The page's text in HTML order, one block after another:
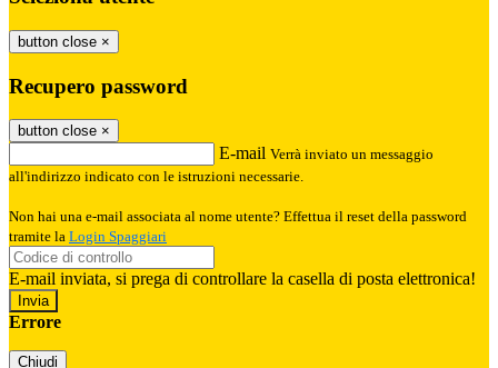
button close ×
Recupero password
button close ×
E-mail Verrà inviato un messaggio
all'indirizzo indicato con le istruzioni necessarie.
Non hai una e-mail associata al nome utente? Effettua il reset della password
tramite la Login Spaggiari
E-mail inviata, si prega di controllare la casella di posta elettronica!
Errore
Chiudi